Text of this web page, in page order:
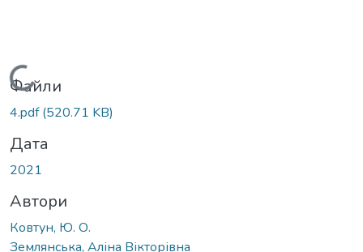
Вантажиться...
Файли
4.pdf(520.71 KB)
Дата
2021
Автори
Ковтун, Ю. О.
Землянська, Аліна Вікторівна